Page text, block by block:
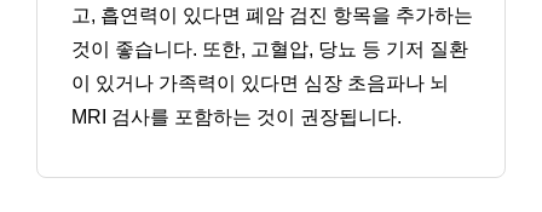
고, 흡연력이 있다면 폐암 검진 항목을 추가하는
것이 좋습니다. 또한, 고혈압, 당뇨 등 기저 질환
이 있거나 가족력이 있다면 심장 초음파나 뇌
MRI 검사를 포함하는 것이 권장됩니다.